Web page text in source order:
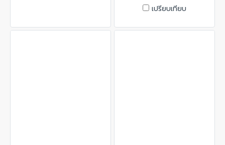
เปรียบเทียบ